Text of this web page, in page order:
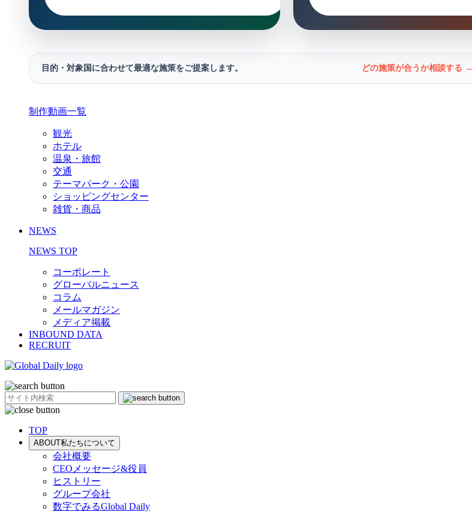
目的・対象国に合わせて最適な施策をご提案します。 どの施策が合うか相談する →
制作動画一覧
観光
ホテル
温泉・旅館
交通
テーマパーク・公園
ショッピングセンター
雑貨・商品
NEWS
NEWS TOP
コーポレート
グローバルニュース
コラム
メールマガジン
メディア掲載
INBOUND DATA
RECRUIT
TOP
ABOUT私たちについて
会社概要
CEOメッセージ&役員
ヒストリー
グループ会社
数字でみるGlobal Daily